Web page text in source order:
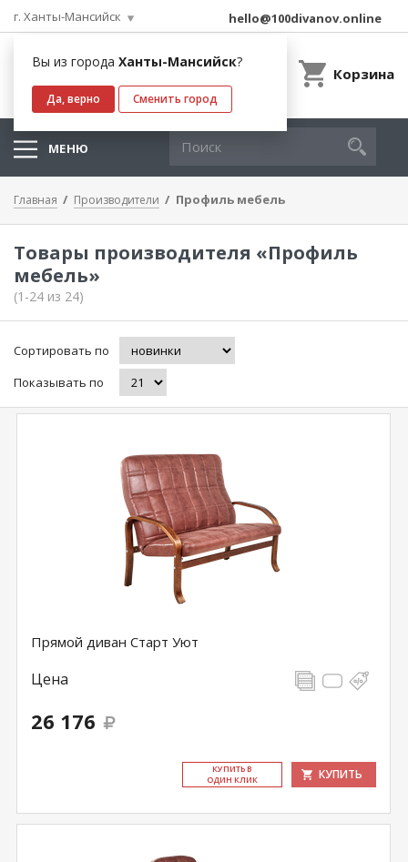
г. Ханты-Мансийск
Вы из города Ханты-Мансийск?
Да, верно Сменить город
hello@100divanov.online
Корзина
МЕНЮ
Главная Производители Профиль мебель
Товары производителя «Профиль
мебель»
(1-24 из 24)
Сортировать по
Показывать по
Прямой диван Старт Уют
Цена
26 176
КУ­ПИТЬ В
ОДИН КЛИК
КУПИТЬ